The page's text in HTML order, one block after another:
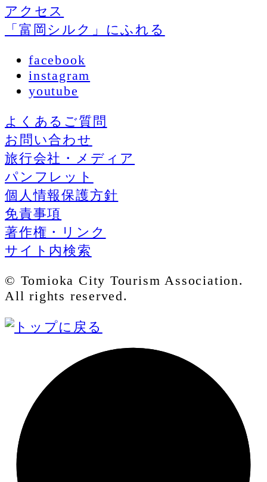
アクセス
「富岡シルク」にふれる
facebook
instagram
youtube
よくあるご質問
お問い合わせ
旅行会社・メディア
パンフレット
個人情報保護方針
免責事項
著作権・リンク
サイト内検索
© Tomioka City Tourism Association.
All rights reserved.